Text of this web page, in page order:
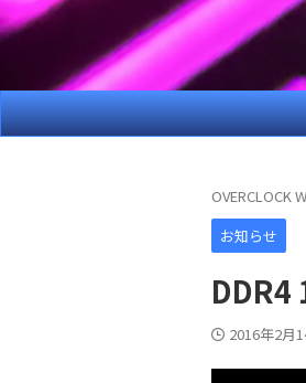
OVERCLOCK
お知らせ
DDR4
2016年2月